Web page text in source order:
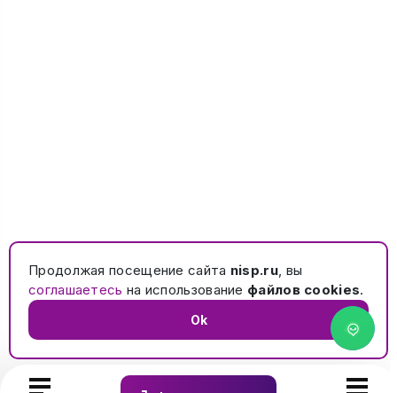
Продолжая посещение сайта nisp.ru, вы
соглашаетесь на использование файлов cookies.
Ok